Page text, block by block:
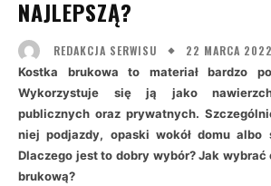
NAJLEPSZĄ?
REDAKCJA SERWISU 22 MARCA 2022
Kostka brukowa to materiał bardzo
Wykorzystuje się ją jako
publicznych oraz prywatnych.
niej podjazdy, opaski wokół domu albo
Dlaczego jest to dobry wybór? Jak
brukową?